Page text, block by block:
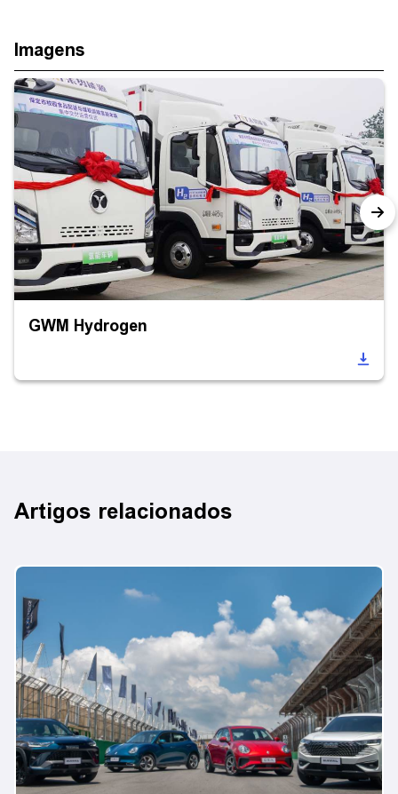
Imagens
GWM Hydrogen
Artigos relacionados